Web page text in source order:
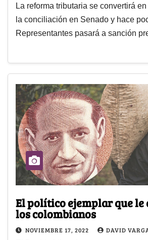
La reforma tributaria se convertirá
la conciliación en Senado y hace
Representantes pasará a sanción
El político ejemplar que
los colombianos
NOVIEMBRE 17, 2022 DAVID